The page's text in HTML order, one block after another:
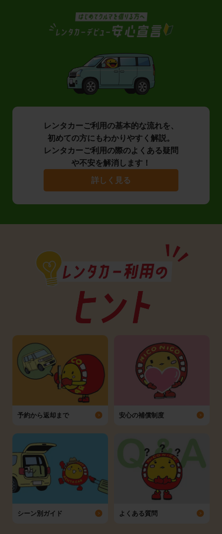
レンタカーご利用の基本的な流れを、
初めての方にもわかりやすく解説。
レンタカーご利用の際のよくある疑問
や不安を解消します！
詳しく見る
予約から返却まで 安心の補償制度
シーン別ガイド よくある質問